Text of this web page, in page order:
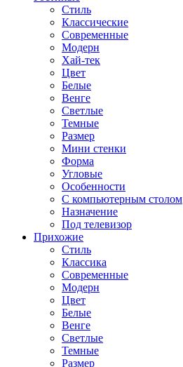
Стиль
Классические
Современные
Модерн
Хай-тек
Цвет
Белые
Венге
Светлые
Темные
Размер
Мини стенки
Форма
Угловые
Особенности
С компьютерным столом
Назначение
Под телевизор
Прихожие
Стиль
Классика
Современные
Модерн
Цвет
Белые
Венге
Светлые
Темные
Размер